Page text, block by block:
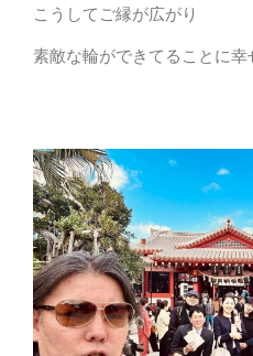
こうしてご縁が広がり
素敵な輪ができてることに